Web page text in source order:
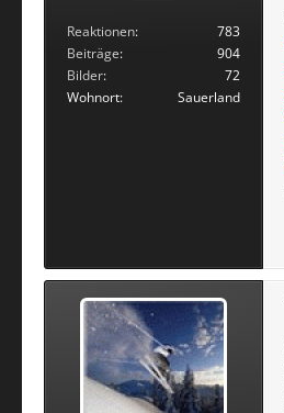
Reaktionen
783
Beiträge
904
Bilder
72
Wohnort
Sauerland